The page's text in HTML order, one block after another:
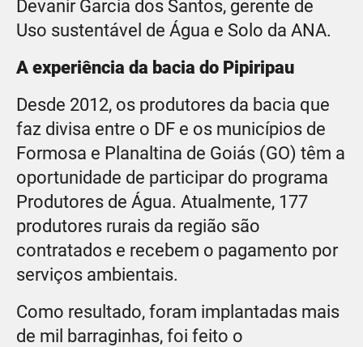
Devanir Garcia dos Santos, gerente de
Uso sustentável de Água e Solo da ANA.
A experiência da bacia do Pipiripau
Desde 2012, os produtores da bacia que
faz divisa entre o DF e os municípios de
Formosa e Planaltina de Goiás (GO) têm a
oportunidade de participar do programa
Produtores de Água. Atualmente, 177
produtores rurais da região são
contratados e recebem o pagamento por
serviços ambientais.
Como resultado, foram implantadas mais
de mil barraginhas, foi feito o